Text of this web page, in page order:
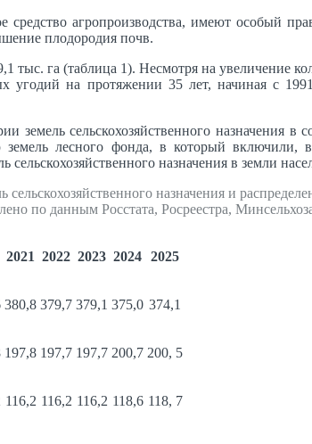
средство агропроизводства, имеют особый
плодородия почв.
тыс. га (таблица 1). Несмотря на увеличение
угодий на протяжении 35 лет, начиная с
земель сельскохозяйственного назначения
лесного фонда, в который включили,
назначения в земли
назначения и
по данным Росстата, Росреестра,
2021 2022 2023 2024 2025
380,8 379,7 379,1 375,0 374,1
197,8 197,7 197,7 200,7 200, 5
116,2 116,2 116,2 118,6 118, 7